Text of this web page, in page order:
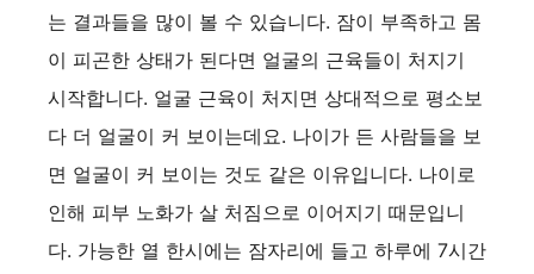
는 결과들을 많이 볼 수 있습니다. 잠이 부족하고 몸
이 피곤한 상태가 된다면 얼굴의 근육들이 처지기
시작합니다. 얼굴 근육이 처지면 상대적으로 평소보
다 더 얼굴이 커 보이는데요. 나이가 든 사람들을 보
면 얼굴이 커 보이는 것도 같은 이유입니다. 나이로
인해 피부 노화가 살 처짐으로 이어지기 때문입니
다. 가능한 열 한시에는 잠자리에 들고 하루에 7시간